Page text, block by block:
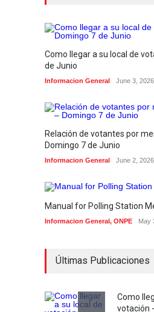
Como llegar a su local de
de Junio
Informacion General June 3, 2026
Relación de votantes por
Domingo 7 de Junio
Informacion General June 2, 2026
Manual for Polling Station
Informacion General , ONPE May
Últimas Publicaciones
Como
votación